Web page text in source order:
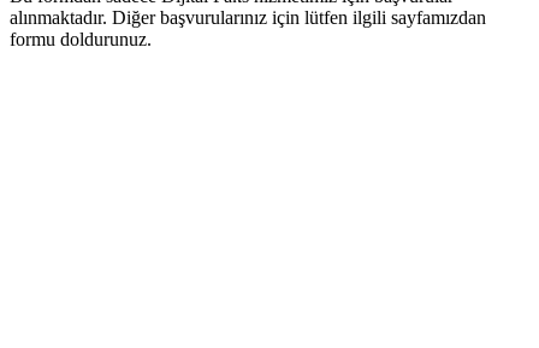
alınmaktadır. Diğer başvurularınız için lütfen ilgili sayfamızdan
formu doldurunuz.